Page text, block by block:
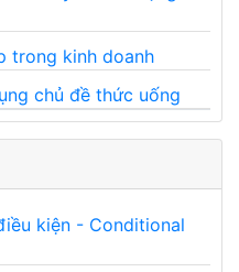
trong kinh doanh
chủ đề thức uống
kiện - Conditional